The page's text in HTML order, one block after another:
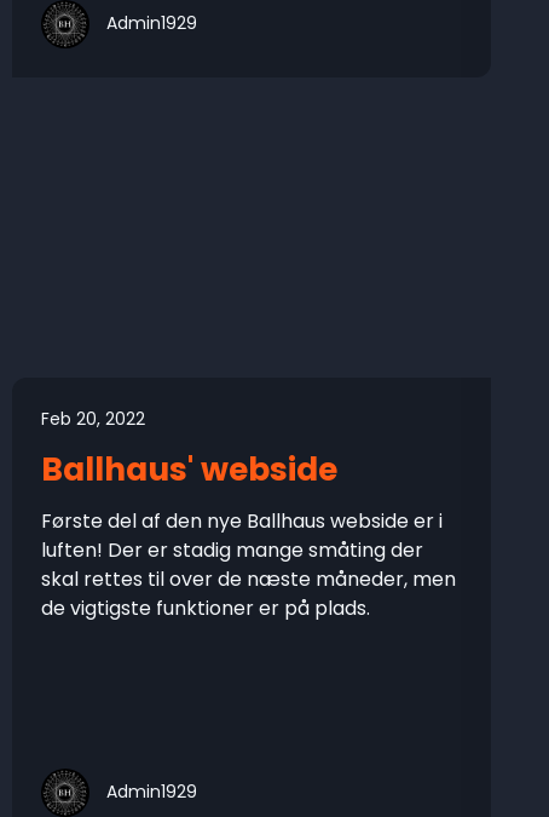
Admin1929
Feb 20, 2022
Ballhaus' webside
Første del af den nye Ballhaus webside er i
luften! Der er stadig mange småting der
skal rettes til over de næste måneder, men
de vigtigste funktioner er på plads.
Admin1929